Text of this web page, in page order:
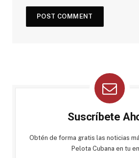
Suscríbete
Obtén de forma gratis las noticias
Pelota Cubana en tu